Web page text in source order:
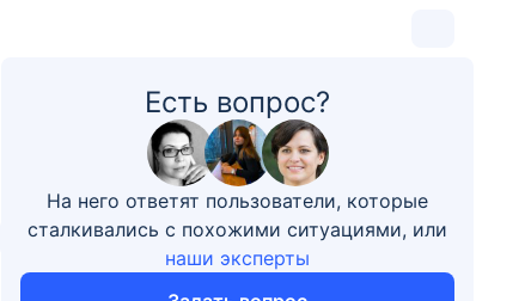
Есть вопрос?
На него ответят пользователи, которые
сталкивались с похожими ситуациями, или
наши эксперты